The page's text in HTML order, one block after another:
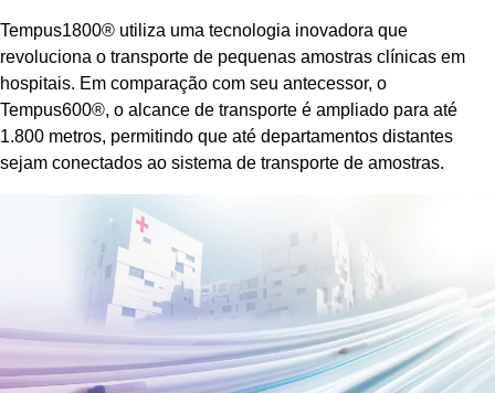
Tempus1800® utiliza uma tecnologia inovadora que
revoluciona o transporte de pequenas amostras clínicas em
hospitais. Em comparação com seu antecessor, o
Tempus600®, o alcance de transporte é ampliado para até
1.800 metros, permitindo que até departamentos distantes
sejam conectados ao sistema de transporte de amostras.